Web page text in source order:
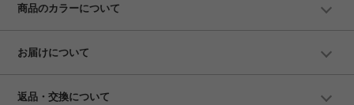
商品のカラーについて
お届けについて
返品・交換について